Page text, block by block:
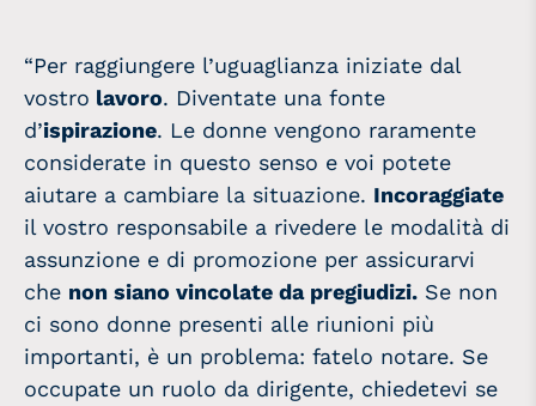
“Per raggiungere l’uguaglianza iniziate dal
vostro lavoro. Diventate una fonte
d’ispirazione. Le donne vengono raramente
considerate in questo senso e voi potete
aiutare a cambiare la situazione. Incoraggiate
il vostro responsabile a rivedere le modalità di
assunzione e di promozione per assicurarvi
che non siano vincolate da pregiudizi. Se non
ci sono donne presenti alle riunioni più
importanti, è un problema: fatelo notare. Se
occupate un ruolo da dirigente, chiedetevi se